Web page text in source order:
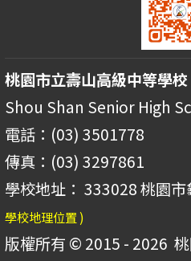
桃園市立壽山高級中等學校
Shou Shan Senior High
電話：(03) 3501778
傳真：(03) 3297861
學校地址： 333028 桃園
學校地理位置 )
版權所有 © 2015 - 2026